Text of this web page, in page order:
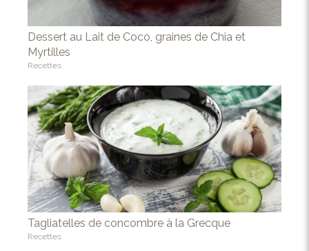
Dessert au Lait de Coco, graines de Chia et
Myrtilles
Recettes
Tagliatelles de concombre à la Grecque
Recettes